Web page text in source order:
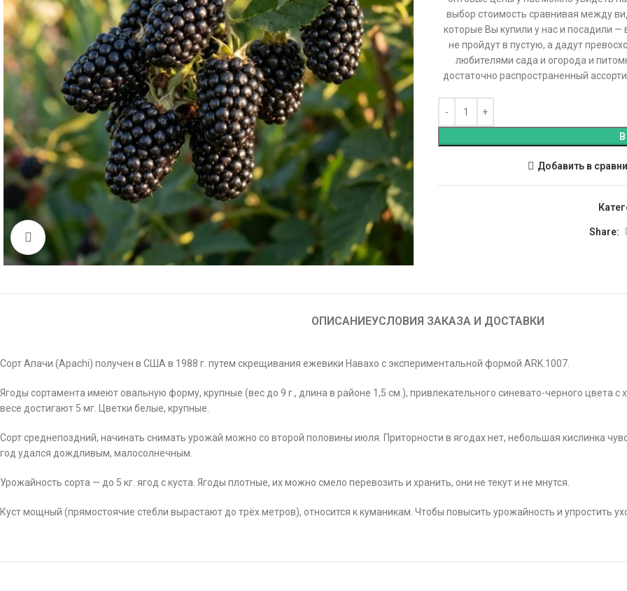
Click to enlarge
выбор стоимость сравнивая между
которые Вы купили у нас и посадили —
не пройдут в пустую, а дадут
любителями сада и огорода и
достаточно распространенный
Добавить в
Share:
ОПИСАНИЕУСЛОВИЯ ЗАКАЗА И ДОСТАВКИ
Сорт Апачи (Apachi) получен в США в 1988 г. путем скрещивания ежевики Навахо с экспериментальной формой ARK.1007.
Ягоды сортамента имеют овальную форму, крупные (вес до 9 г., длина в районе 1,5 см.), привлекательного синевато-черного цвета
весе достигают 5 мг. Цветки белые, крупные.
Сорт среднепоздний, начинать снимать урожай можно со второй половины июля. Приторности в ягодах нет, небольшая кислинка
год удался дождливым, малосолнечным.
Урожайность сорта — до 5 кг. ягод с куста. Ягоды плотные, их можно смело перевозить и хранить, они не текут и не мнутся.
Куст мощный (прямостоячие стебли вырастают до трёх метров), относится к куманикам. Чтобы повысить урожайность и упростить